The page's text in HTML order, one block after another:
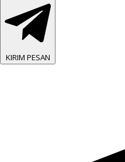
KIRIM PESAN